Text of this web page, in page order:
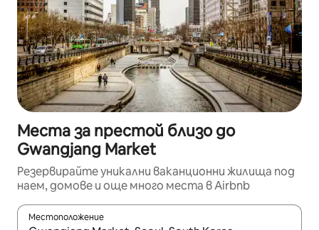
Места за престой близо до
Gwangjang Market
Резервирайте уникални ваканционни жилища под
наем, домове и още много места в Airbnb
Местоположение